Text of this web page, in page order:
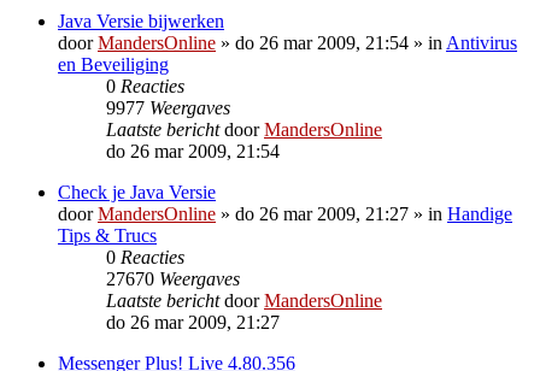
Java Versie bijwerken
doorMandersOnline » do 26 mar 2009, 21:54 » in Antivirus
en Beveiliging
0 Reacties
9977 Weergaves
Laatste berichtdoorMandersOnline
do 26 mar 2009, 21:54
Check je Java Versie
doorMandersOnline » do 26 mar 2009, 21:27 » in Handige
Tips & Trucs
0 Reacties
27670 Weergaves
Laatste berichtdoorMandersOnline
do 26 mar 2009, 21:27
Messenger Plus! Live 4.80.356